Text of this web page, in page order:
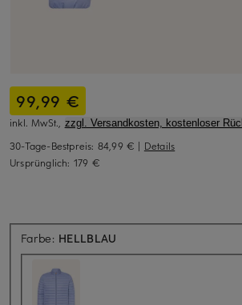
99,99 €
inkl. MwSt., zzgl. Versandkosten, kostenloser
30-Tage-Bestpreis: 84,99 € | Details
Ursprünglich: 179 €
Farbe: HELLBLAU